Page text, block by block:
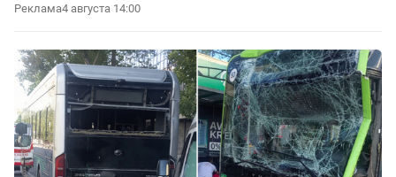
Реклама4 августа 14:00